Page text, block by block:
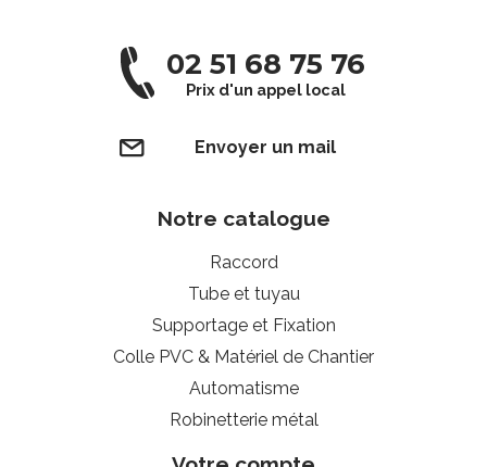
02 51 68 75 76
Prix d'un appel local
Envoyer un mail
Notre catalogue
Raccord
Tube et tuyau
Supportage et Fixation
Colle PVC & Matériel de Chantier
Automatisme
Robinetterie métal